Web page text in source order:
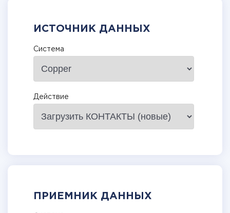
ИСТОЧНИК ДАННЫХ
Система
Действие
ПРИЕМНИК ДАННЫХ